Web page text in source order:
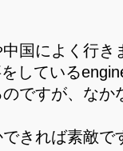
国によく行き
している
ですが、なか
きれば素敵で